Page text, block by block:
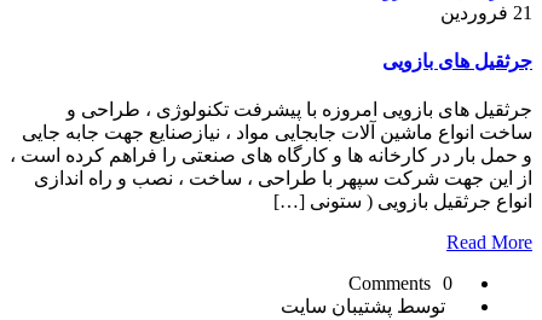
21 فروردین
جرثقیل های بازویی
جرثقیل های بازویی امروزه با پیشرفت تکنولوژی ، طراحی و
ساخت انواع ماشین آلات جابجایی مواد ، نیازصنایع جهت جابه جایی
و حمل بار در کارخانه ها و کارگاه های صنعتی را فراهم کرده است ،
از این جهت شرکت سپهر با طراحی ، ساخت ، نصب و راه اندازی
انواع جرثقیل بازویی ( ستونی […]
Read More
0 Comments
توسط پشتیبان سایت